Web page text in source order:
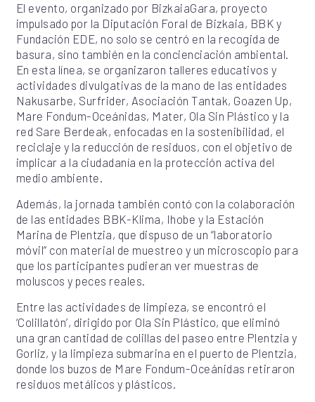
El evento, organizado por BizkaiaGara, proyecto
impulsado por la Diputación Foral de Bizkaia, BBK y
Fundación EDE, no solo se centró en la recogida de
basura, sino también en la concienciación ambiental.
En esta línea, se organizaron talleres educativos y
actividades divulgativas de la mano de las entidades
Nakusarbe, Surfrider, Asociación Tantak, Goazen Up,
Mare Fondum-Oceánidas, Mater, Ola Sin Plástico y la
red Sare Berdeak, enfocadas en la sostenibilidad, el
reciclaje y la reducción de residuos, con el objetivo de
implicar a la ciudadanía en la protección activa del
medio ambiente.
Además, la jornada también contó con la colaboración
de las entidades BBK-Klima, Ihobe y la Estación
Marina de Plentzia, que dispuso de un “laboratorio
móvil” con material de muestreo y un microscopio para
que los participantes pudieran ver muestras de
moluscos y peces reales.
Entre las actividades de limpieza, se encontró el
‘Colillatón’, dirigido por Ola Sin Plástico, que eliminó
una gran cantidad de colillas del paseo entre Plentzia y
Gorliz, y la limpieza submarina en el puerto de Plentzia,
donde los buzos de Mare Fondum-Oceánidas retiraron
residuos metálicos y plásticos.